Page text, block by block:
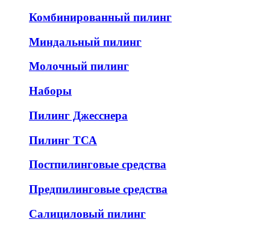
Комбинированный пилинг
Миндальный пилинг
Молочный пилинг
Наборы
Пилинг Джесснера
Пилинг ТСА
Постпилинговые средства
Предпилинговые средства
Салициловый пилинг